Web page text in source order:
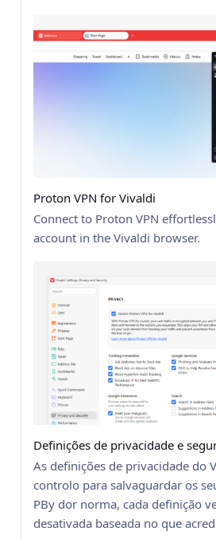
Proton VPN for Vivaldi
Connect to Proton VPN
account in the Vivaldi browser.
Definições de privacidade e
As definições de privacidade do
controlo para salvaguardar os
PBy dor norma, cada definição
desativada baseada no que